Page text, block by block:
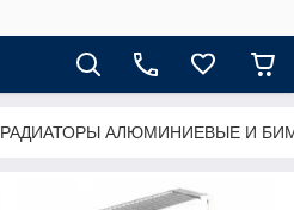
РАДИАТОРЫ АЛЮМИНИЕВЫЕ И